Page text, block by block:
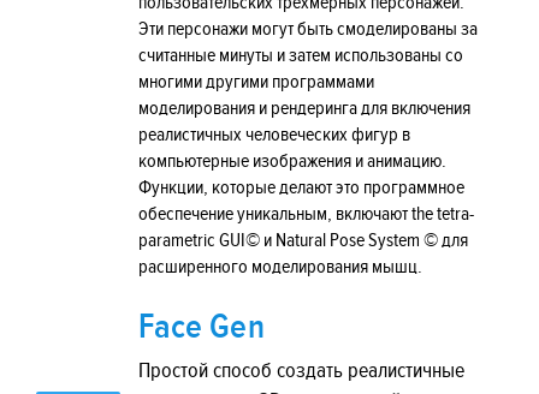
Эти персонажи могут быть смоделированы за
считанные минуты и затем использованы со
многими другими программами
моделирования и рендеринга для включения
реалистичных человеческих фигур в
компьютерные изображения и анимацию.
Функции, которые делают это программное
обеспечение уникальным, включают the tetra-
parametric GUI© и Natural Pose System © для
расширенного моделирования мышц.
Face Gen
Простой способ создать реалистичные